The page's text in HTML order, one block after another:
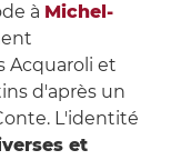
à Michel-
Acquaroli et
d'après un
L'identité
et